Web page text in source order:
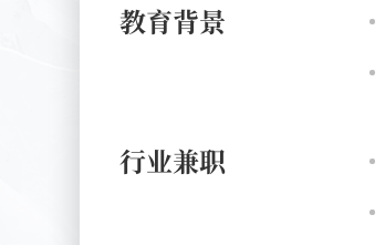
教育背景
行业兼职